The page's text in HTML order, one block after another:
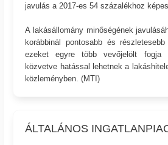
javulás a 2017-es 54 százalékhoz
A lakásállomány minőségének
korábbinál pontosabb és részletesebb
ezeket egyre több vevőjelölt fogja
közvetve hatással lehetnek a
közleményben. (MTI)
ÁLTALÁNOS